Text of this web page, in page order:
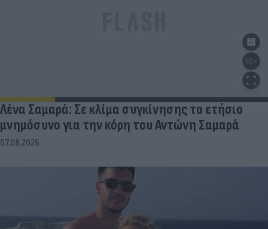
Λένα Σαμαρά: Σε κλίμα συγκίνησης το ετήσιο
μνημόσυνο για την κόρη του Αντώνη Σαμαρά
07.08.2026